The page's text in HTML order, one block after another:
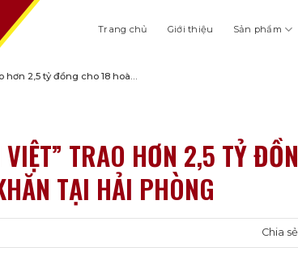
Trang chủ Giới thiệu Sản phẩm
hơn 2,5 tỷ đồng cho 18 hoàn
TRAO HƠN 2,5 TỶ
TẠI HẢI PHÒNG
Chia sẻ